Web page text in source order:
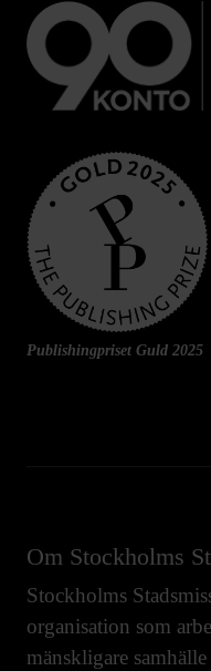
Publishingpriset Guld 2025
Om Stockholms
Stockholms
organisation som
mänskligare